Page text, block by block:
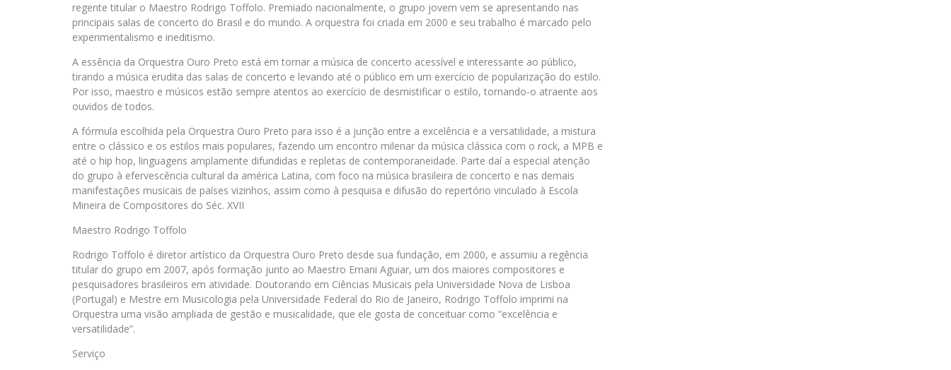
regente titular o Maestro Rodrigo Toffolo. Premiado nacionalmente, o grupo jovem vem se apresentando nas
principais salas de concerto do Brasil e do mundo. A orquestra foi criada em 2000 e seu trabalho é marcado pelo
experimentalismo e ineditismo.
A essência da Orquestra Ouro Preto está em tornar a música de concerto acessível e interessante ao público,
tirando a música erudita das salas de concerto e levando até o público em um exercício de popularização do estilo.
Por isso, maestro e músicos estão sempre atentos ao exercício de desmistificar o estilo, tornando-o atraente aos
ouvidos de todos.
A fórmula escolhida pela Orquestra Ouro Preto para isso é a junção entre a excelência e a versatilidade, a mistura
entre o clássico e os estilos mais populares, fazendo um encontro milenar da música clássica com o rock, a MPB e
até o hip hop, linguagens amplamente difundidas e repletas de contemporaneidade. Parte daí a especial atenção
do grupo à efervescência cultural da américa Latina, com foco na música brasileira de concerto e nas demais
manifestações musicais de países vizinhos, assim como à pesquisa e difusão do repertório vinculado à Escola
Mineira de Compositores do Séc. XVII
Maestro Rodrigo Toffolo
Rodrigo Toffolo é diretor artístico da Orquestra Ouro Preto desde sua fundação, em 2000, e assumiu a regência
titular do grupo em 2007, após formação junto ao Maestro Ernani Aguiar, um dos maiores compositores e
pesquisadores brasileiros em atividade. Doutorando em Ciências Musicais pela Universidade Nova de Lisboa
(Portugal) e Mestre em Musicologia pela Universidade Federal do Rio de Janeiro, Rodrigo Toffolo imprimi na
Orquestra uma visão ampliada de gestão e musicalidade, que ele gosta de conceituar como “excelência e
versatilidade”.
Serviço